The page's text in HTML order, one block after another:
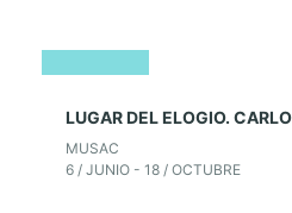
junio
2026
MUSAC
6 / JUNIO - 18 / OCTUBRE